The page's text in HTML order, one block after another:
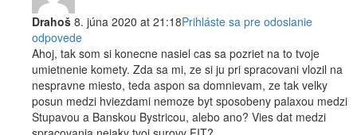
Drahoš 8. júna 2020 at 21:18Prihláste sa pre odoslanie
odpovede
Ahoj, tak som si konecne nasiel cas sa pozriet na to tvoje
umietnenie komety. Zda sa mi, ze si ju pri spracovani vlozil na
nespravne miesto, teda aspon sa domnievam, ze tak velky
posun medzi hviezdami nemoze byt sposobeny palaxou medzi
Stupavou a Banskou Bystricou, alebo ano? Vies dat medzi